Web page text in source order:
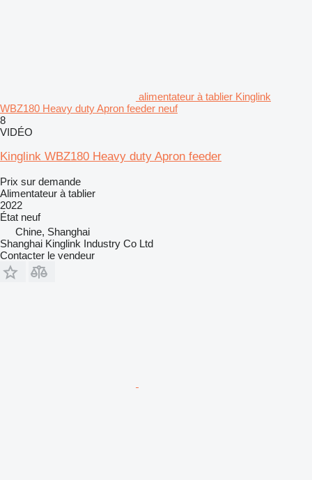
alimentateur à tablier Kinglink
WBZ180 Heavy duty Apron feeder neuf
8
VIDÉO
Kinglink WBZ180 Heavy duty Apron feeder
Prix sur demande
Alimentateur à tablier
2022
État neuf
Chine, Shanghai
Shanghai Kinglink Industry Co Ltd
Contacter le vendeur